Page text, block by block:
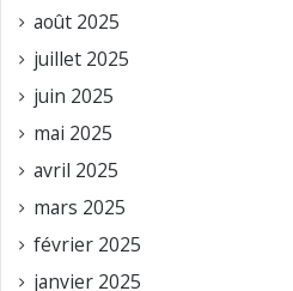
août 2025
juillet 2025
juin 2025
mai 2025
avril 2025
mars 2025
février 2025
janvier 2025